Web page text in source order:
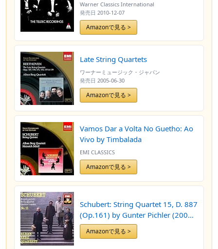
Warner Classics International
発売日 2010-12-07
Amazonで見る >
Late String Quartets
ワーナーミュージック・ジャパン
発売日 2005-06-30
Amazonで見る >
Vamos Dar a Volta No Guetho: Ao
Vivo by Timbalada
EMI CLASSICS
Amazonで見る >
Schubert: String Quartet 15, D. 887
(Op.161) by Gunter Pichler (2004-
01-01)
Amazonで見る >